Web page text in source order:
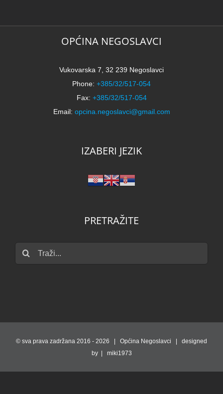
OPĆINA NEGOSLAVCI
Vukovarska 7, 32 239 Negoslavci
Phone: +385/32/517-054
Fax: +385/32/517-054
Email: opcina.negoslavci@gmail.com
IZABERI JEZIK
PRETRAŽITE
Traži...
© sva prava zadržana 2016 - 2026 | Općina Negoslavci | designed
by | miki1973